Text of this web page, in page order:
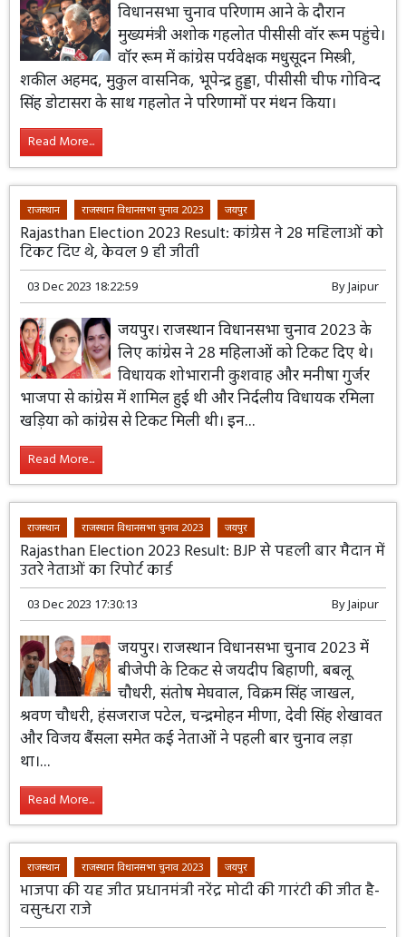
विधानसभा चुनाव परिणाम आने के दौरान
मुख्यमंत्री अशोक गहलोत पीसीसी वॉर रूम पहुंचे।
वॉर रूम में कांग्रेस पर्यवेक्षक मधुसूदन मिस्त्री,
शकील अहमद, मुकुल वासनिक, भूपेन्द्र हुड्डा, पीसीसी चीफ गोविन्द
सिंह डोटासरा के साथ गहलोत ने परिणामों पर मंथन किया।
Read More...
राजस्थान राजस्थान विधानसभा चुनाव 2023 जयपुर
Rajasthan Election 2023 Result: कांग्रेस ने 28 महिलाओं को
टिकट दिए थे, केवल 9 ही जीती
03 Dec 2023 18:22:59 ByJaipur
जयपुर। राजस्थान विधानसभा चुनाव 2023 के
लिए कांग्रेस ने 28 महिलाओं को टिकट दिए थे।
विधायक शोभारानी कुशवाह और मनीषा गुर्जर
भाजपा से कांग्रेस में शामिल हुई थी और निर्दलीय विधायक रमिला
खड़िया को कांग्रेस से टिकट मिली थी। इन...
Read More...
राजस्थान राजस्थान विधानसभा चुनाव 2023 जयपुर
Rajasthan Election 2023 Result: BJP से पहली बार मैदान में
उतरे नेताओं का रिपोर्ट कार्ड
03 Dec 2023 17:30:13 ByJaipur
जयपुर। राजस्थान विधानसभा चुनाव 2023 में
बीजेपी के टिकट से जयदीप बिहाणी, बबलू
चौधरी, संतोष मेघवाल, विक्रम सिंह जाखल,
श्रवण चौधरी, हंसजराज पटेल, चन्द्रमोहन मीणा, देवी सिंह शेखावत
और विजय बैंसला समेत कई नेताओं ने पहली बार चुनाव लड़ा
था।...
Read More...
राजस्थान राजस्थान विधानसभा चुनाव 2023 जयपुर
भाजपा की यह जीत प्रधानमंत्री नरेंद्र मोदी की गारंटी की जीत है-
वसुन्धरा राजे